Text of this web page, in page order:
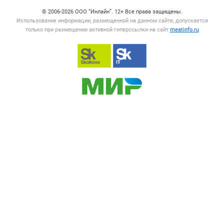
© 2006‑2026 ООО “Инлайн”. 12+ Все права защищены.
Использование информации, размещенной на данном сайте, допускается
только при размещении активной гиперссылки на сайт meatinfo.ru